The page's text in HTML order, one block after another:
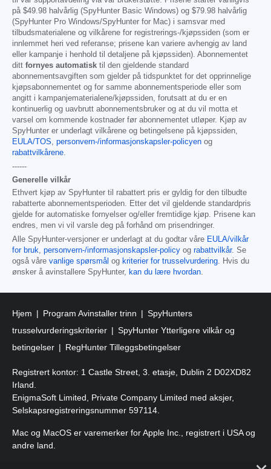
på $49.98 halvårlig (SpyHunter Basic Windows) og $79.98 halvårlig
(SpyHunter Pro Windows/SpyHunter for Mac) i samsvar med
tilbudsmaterialene og vilkårene for registrerings-/kjøpssiden (som er
innlemmet heri ved referanse; prisene kan variere avhengig av land
eller kampanje i henhold til detaljene på kjøpssiden). Abonnementet
ditt fornyes automatisk til den gjeldende standard
abonnementsavgiften som gjelder på tidspunktet for det opprinnelige
kjøpsabonnementet og for samme abonnementsperiode eller som
angitt i kampanjematerialene/kjøpssiden, forutsatt at du er en
kontinuerlig og uavbrutt abonnementsbruker og at du vil motta et
varsel om kommende kostnader før abonnementet utløper. Kjøp av
SpyHunter er underlagt vilkårene og betingelsene på kjøpssiden,
EULA/TOS, personvern-/informasjonskapsler-policyen og
rabattvilkårene.
------
Generelle vilkår
Ethvert kjøp av SpyHunter til rabattert pris er gyldig for den tilbudte
rabatterte abonnementsperioden. Etter det vil gjeldende standardpris
gjelde for automatiske fornyelser og/eller fremtidige kjøp. Prisene kan
endres, men vi vil varsle deg på forhånd om prisendringer.
Alle SpyHunter-versjoner er underlagt at du godtar våre EULA/vilkår
for bruk, personvern-/informasjonskapsler-policy og rabattvilkår. Se
også våre vanlige spørsmål og kriterier for trusselvurdering. Hvis du
ønsker å avinstallere SpyHunter, kan du lære hvordan.
Hjem Program Avinstaller trinn
SpyHunters
trusselvurderingskriterier
SpyHunter Ytterligere vilkår og
betingelser
RegHunter Tilleggsbetingelser
Registrert kontor: 1 Castle Street, 3. etasje, Dublin 2 D02XD82
Irland.
EnigmaSoft Limited, Private Company Limited med aksjer,
Selskapsregistreringsnummer 597114.
Mac og MacOS er varemerker for Apple Inc., registrert i USA og
andre land.